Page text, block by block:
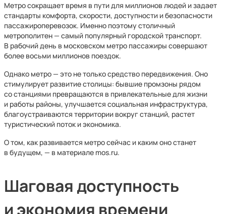
Метро сокращает время в пути для миллионов людей и задает
стандарты комфорта, скорости, доступности и безопасности
пассажироперевозок. Именно поэтому столичный
метрополитен — самый популярный городской транспорт.
В рабочий день в московском метро пассажиры совершают
более восьми миллионов поездок.
Однако метро — это не только средство передвижения. Оно
стимулирует развитие столицы: бывшие промзоны рядом
со станциями превращаются в привлекательные для жизни
и работы районы, улучшается социальная инфраструктура,
благоустраиваются территории вокруг станций, растет
туристический поток и экономика.
О том, как развивается метро сейчас и каким оно станет
в будущем, — в материале mos.ru.
Шаговая доступность
и экономия времени